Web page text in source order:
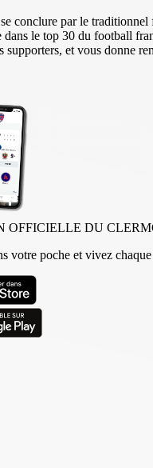
conclure par le
dans le top 30 du football
supporters, et vous donne
OFFICIELLE DU
votre poche et vivez